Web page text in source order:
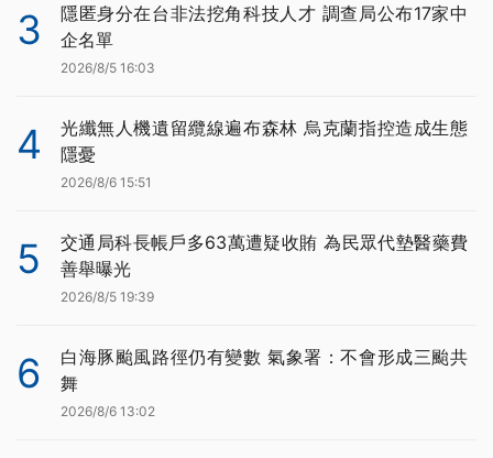
3
隱匿身分在台非法挖角科技人才 調查局公布17家中
企名單
2026/8/5 16:03
4
光纖無人機遺留纜線遍布森林 烏克蘭指控造成生態
隱憂
2026/8/6 15:51
5
交通局科長帳戶多63萬遭疑收賄 為民眾代墊醫藥費
善舉曝光
2026/8/5 19:39
6
白海豚颱風路徑仍有變數 氣象署：不會形成三颱共
舞
2026/8/6 13:02